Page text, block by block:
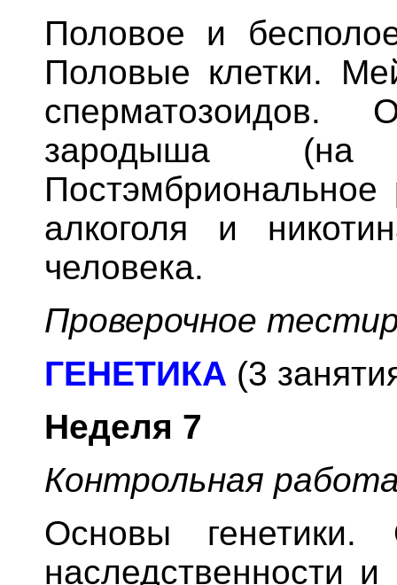
Половое и
Половые клетки.
сперматозоидов.
зародыша (на
алкоголя и
человека.
Проверочное
ГЕНЕТИКА (3
Неделя 7
Контрольная
Основы генетики.
наследственности